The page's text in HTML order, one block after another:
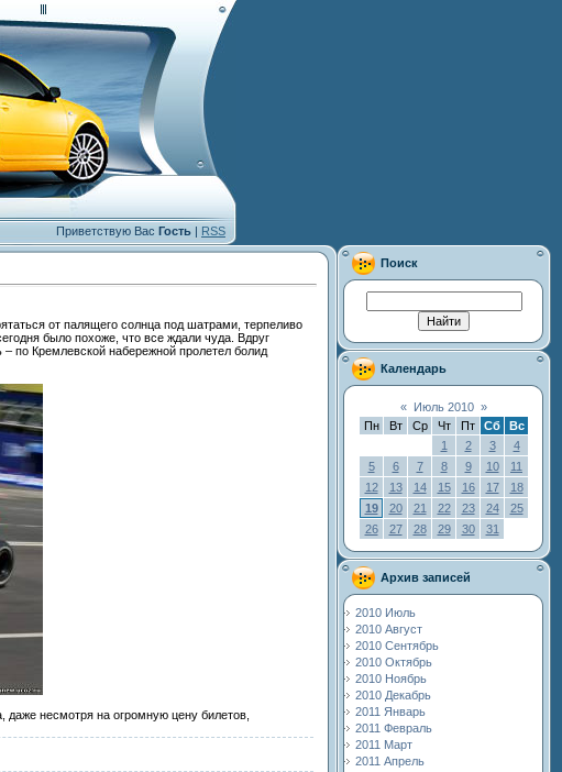
Приветствую Вас Гость | RSS
от палящего солнца под шатрами, терпеливо
было похоже, что все ждали чуда. Вдруг
по Кремлевской набережной пролетел болид
даже несмотря на огромную цену билетов,
Поиск
Календарь
« Июль 2010 »
Пн
Вт Ср Чт Пт Сб
Вс
1
2 3
4
5
6 7 8 9 10
11
12
13 14 15 16 17
18
19
20 21 22 23 24
25
26
27 28 29 30 31
Архив записей
2010 Июль
2010 Август
2010 Сентябрь
2010 Октябрь
2010 Ноябрь
2010 Декабрь
2011 Январь
2011 Февраль
2011 Март
2011 Апрель